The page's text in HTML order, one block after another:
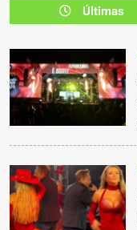
Últimas